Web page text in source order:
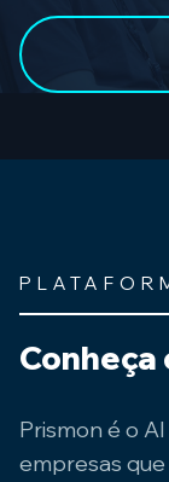
Conheça
Prismon é o
empresas